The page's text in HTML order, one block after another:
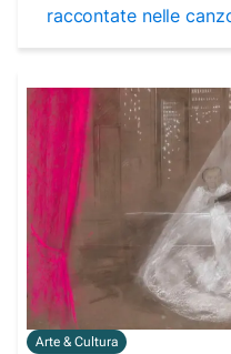
raccontate nelle
Arte & Cultura